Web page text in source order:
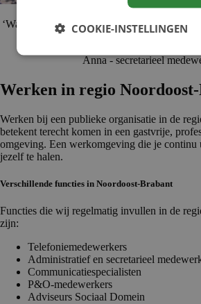
‘Wat me echt gelukkig maakt in mijn werk is
leuke collega’s en uitdagingen waar je je
Anna - secretarieel
Werken in regio
Werken bij een publieke organisatie in de
betekent terecht komen in een gastvrije,
omgeving. Een werkomgeving die je continu
jezelf te halen.
Verschillende functies in Noordoost-Brabant
Functies die wij regelmatig invullen in de
zijn:
Telefoniemedewerkers
Administratief en secretarieel
Communicatiespecialisten
P&O-medewerkers
Adviseurs Sociaal Domein
COOKIE-INSTELLINGEN